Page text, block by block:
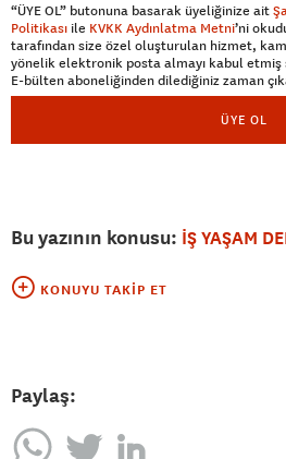
“ÜYE OL” butonuna basarak üyeliğinize ait
Politikası ile KVKK Aydınlatma Metni’ni
tarafından size özel oluşturulan hizmet,
yönelik elektronik posta almayı kabul etmiş
E-bülten aboneliğinden dilediğiniz zaman
ÜYE OL
Bu yazının konusu: İŞ YAŞAM
KONUYU TAKIP ET
Paylaş: